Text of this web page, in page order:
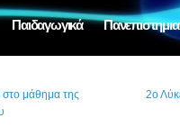
Παιδαγωγικά
στο μάθημα της
2ο